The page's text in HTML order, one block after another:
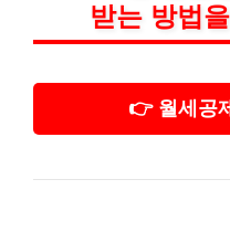
받는 방법
👉 월세공